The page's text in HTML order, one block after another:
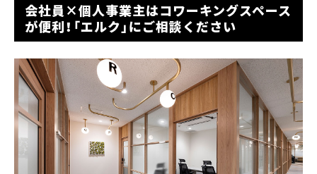
会社員×個人事業主はコワーキングスペース
が便利！「エルク」にご相談ください